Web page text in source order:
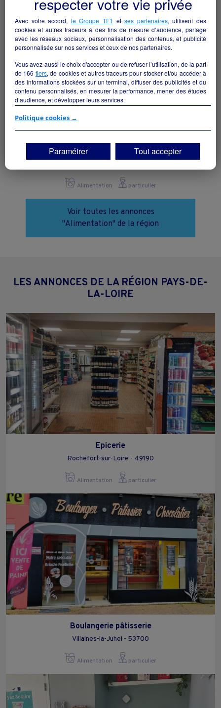
Alimentation particulier
Alimentation particulier
Voir toutes les annonces
"Alimentation" de la région
LES ANNONCES DE LA RÉGION PAYS-DE-
LA-LOIRE
Epicerie
Rochefort-sur-Loire - 49190
Alimentation particulier
Boulangerie pâtisserie
Villaines-la-Juhel - 53700
Alimentation particulier
Avec votre accord, le Groupe TF1 etses partenaires, utilisent des
cookies et autres traceurs à des fins de mesure d’audience, partage
avec les réseaux sociaux, personnalisation des contenus, et publicité
personnalisée sur nos services et ceux de nos partenaires.
Vous avez aussi le choix d'accepter ou de refuser l’utilisation, de la part
de 166 tiers, de cookies et autres traceurs pour stocker et/ou accéder à
des informations stockées sur un terminal, diffuser des publicités et du
contenu personnalisés, en mesurer la performance, mener des études
d’audience, et développer leurs services.
Si vous continuez sans accepter, les fonctionnalités liées à la
vos centres d'intérêt. Seuls lescookies/traceurs techniquesseront
déposés et lus sur votre terminal.
Vous pouvez exprimer vos choix en cliquant sur "Tout accepter",
"Continuer sans accepter" ou "Paramétrer", et les modifier à tout
moment en cliquant sur le lien "Paramétrez vos choix" situé en bas de
Politique cookies →
Paramétrer Tout accepter